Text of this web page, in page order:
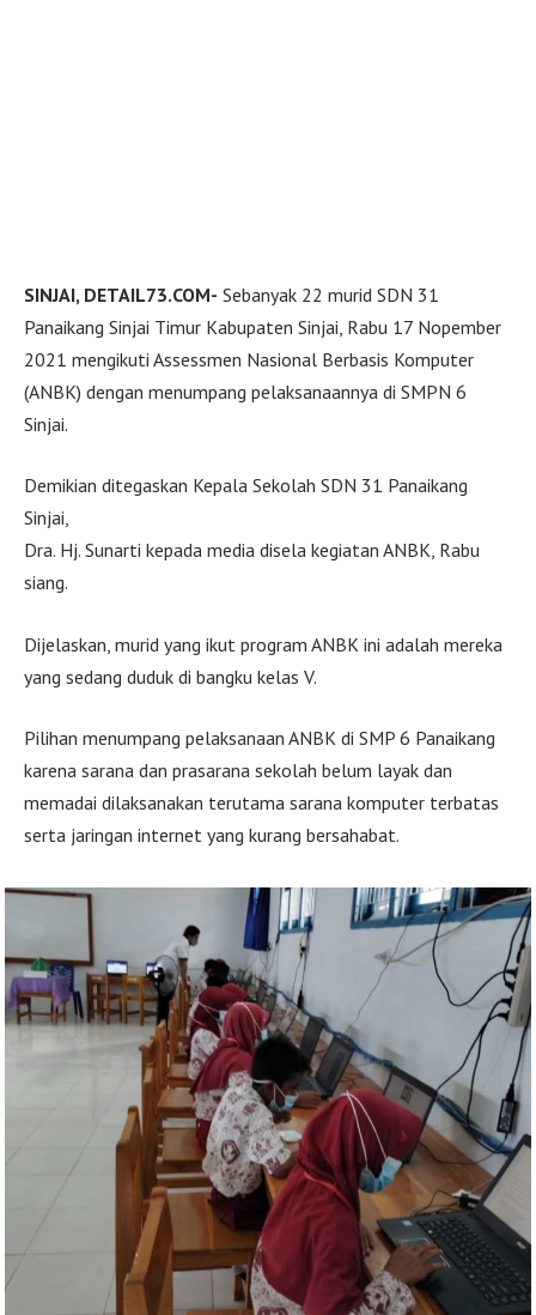
SINJAI, DETAIL73.COM- Sebanyak 22 murid SDN 31
Panaikang Sinjai Timur Kabupaten Sinjai, Rabu 17 Nopember
2021 mengikuti Assessmen Nasional Berbasis Komputer
(ANBK) dengan menumpang pelaksanaannya di SMPN 6
Sinjai.
Demikian ditegaskan Kepala Sekolah SDN 31 Panaikang
Sinjai,
Dra. Hj. Sunarti kepada media disela kegiatan ANBK, Rabu
siang.
Dijelaskan, murid yang ikut program ANBK ini adalah mereka
yang sedang duduk di bangku kelas V.
Pilihan menumpang pelaksanaan ANBK di SMP 6 Panaikang
karena sarana dan prasarana sekolah belum layak dan
memadai dilaksanakan terutama sarana komputer terbatas
serta jaringan internet yang kurang bersahabat.